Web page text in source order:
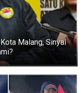
Malang, Sinyal